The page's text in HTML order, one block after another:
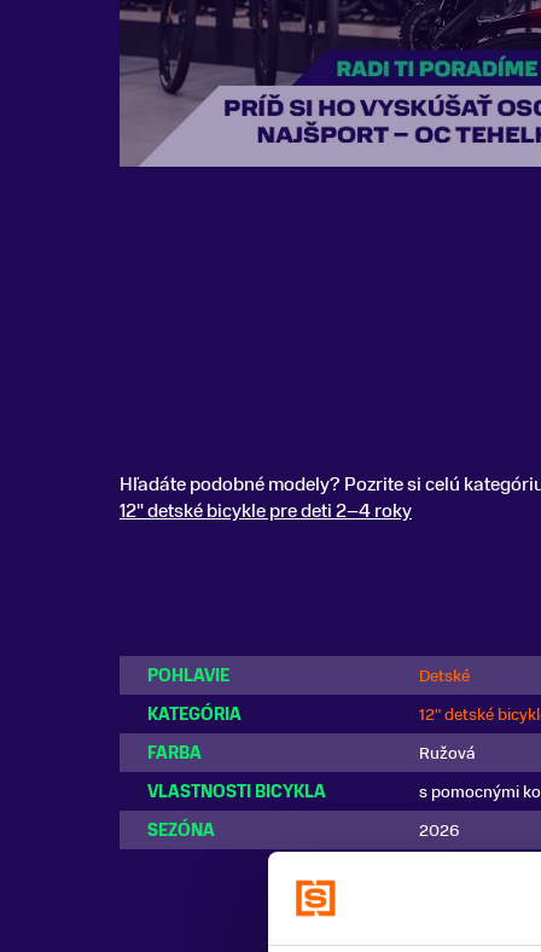
Hľadáte podobné modely? Pozrite si celú
12" detské bicykle pre deti 2–4 roky
POHLAVIE
Detské
KATEGÓRIA
12" detské
FARBA
Ružová
VLASTNOSTI BICYKLA
s pomocnými
SEZÓNA
2026